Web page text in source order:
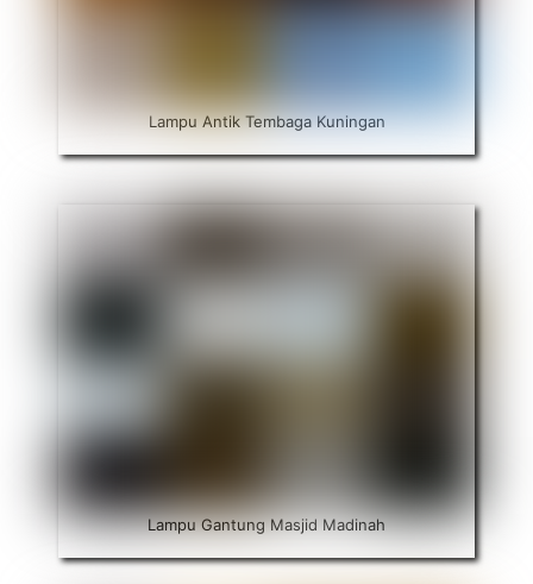
Lampu Antik Tembaga Kuningan
Lampu Gantung Masjid Madinah